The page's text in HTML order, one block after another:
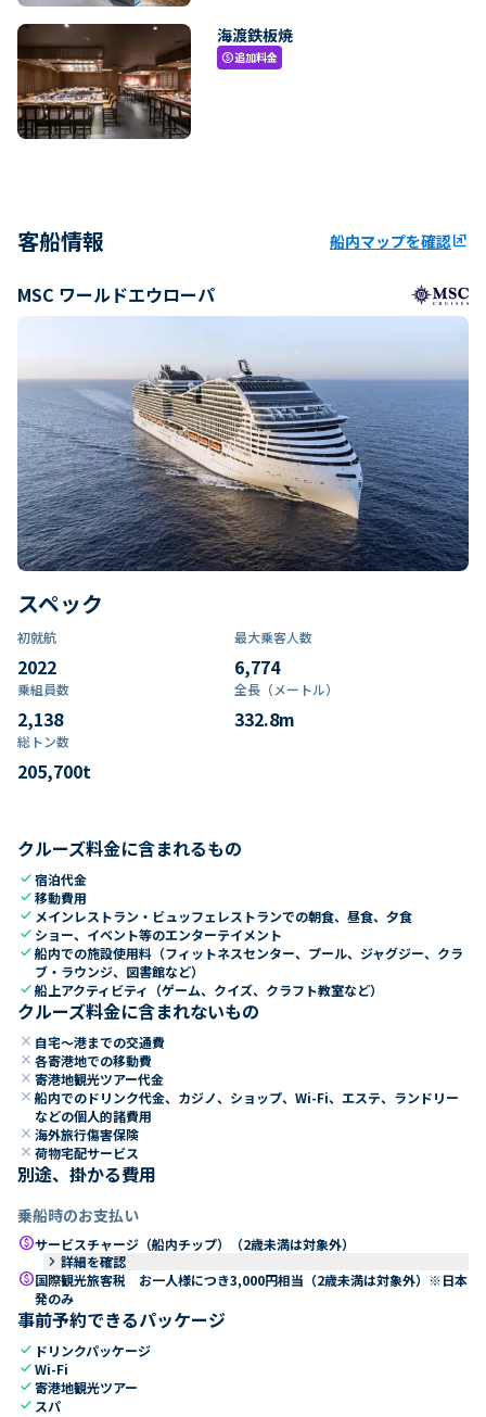
海渡鉄板焼
paid追加料金
客船情報 船内マップを確認ungroup
MSC ワールドエウローパ
スペック
初就航
2022
最大乗客人数
6,774
乗組員数​
2,138
全長（メートル）
332.8m
総トン数​
205,700t
クルーズ料金に含まれるもの
check宿泊代金
check移動費用
check メインレストラン・ビュッフェレストランでの朝食、昼食、夕食
check ショー、イベント等のエンターテイメント
check船内での施設使用料（フィットネスセンター、プール、ジャグジー、クラ
ブ・ラウンジ、図書館など）
check船上アクティビティ（ゲーム、クイズ、クラフト教室など）
クルーズ料金に含まれないもの
close 自宅～港までの交通費
close 各寄港地での移動費
close 寄港地観光ツアー代金
close 船内でのドリンク代金、カジノ、ショップ、Wi-Fi、エステ、ランドリー
などの個人的諸費用
close 海外旅行傷害保険
close 荷物宅配サービス
別途、掛かる費用
乗船時のお支払い
paidサービスチャージ（船内チップ）（2歳未満は対象外）
keyboard_arrow_right 詳細を確認
paid国際観光旅客税 お一人様につき3,000円相当（2歳未満は対象外）※日本
発のみ
事前予約できるパッケージ
check ドリンクパッケージ
checkWi-Fi
check寄港地観光ツアー
check スパ